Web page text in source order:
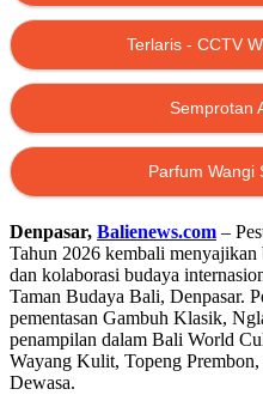
Terlaris - CCTV
Semprotan
Parfum Wangi
Denpasar, Balienews.com –
Tahun 2026 kembali menyajikan
dan kolaborasi budaya
Taman Budaya Bali, Denpasar.
pementasan Gambuh Klasik,
penampilan dalam Bali World
Wayang Kulit, Topeng
Dewasa.